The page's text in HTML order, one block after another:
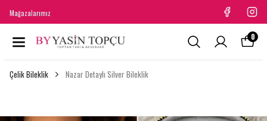
Mağazalarımız
0
Çelik Bileklik Nazar Detaylı Silver Bileklik